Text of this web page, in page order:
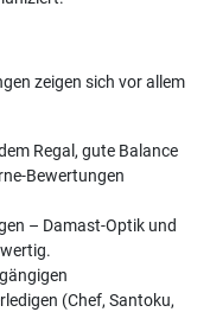
zeigen sich vor allem
Regal, gute Balance
Bewertungen
– Damast-Optik und
(Chef, Santoku,